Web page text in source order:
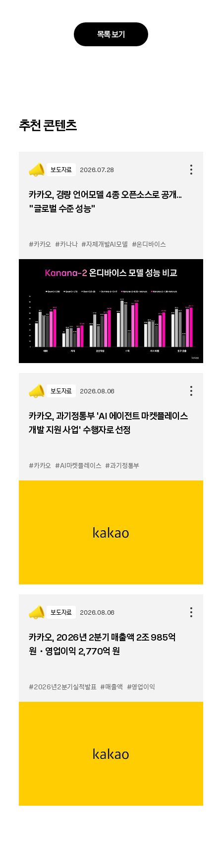
목록 보기
추천 콘텐츠
보도자료 2026.07.28
카카오, 경량 언어모델 4종 오픈소스로 공개...
“글로벌 수준 성능”
#카카오 #카나나 #자체개발AI모델 #온디바이스
보도자료 2026.08.06
카카오, 과기정통부 ‘AI 에이전트 마켓플레이스
개발 지원 사업’ 수행자로 선정
#카카오 #AI마켓플레이스 #과기정통부
보도자료 2026.08.06
카카오, 2026년 2분기 매출액 2조 985억
원・영업이익 2,770억 원
#2026년2분기실적발표 #매출액 #영업이익